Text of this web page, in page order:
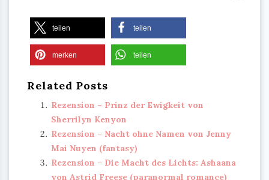
teilen teilen
merken teilen
Related Posts
Rezension – Prinz der Ewigkeit von
Sherrilyn Kenyon
Rezension – Nacht ohne Namen von Jenny
Mai Nuyen (fantasy)
Rezension – Die Macht des Lichts: Ashaana
von Astrid Freese (paranormal romance)